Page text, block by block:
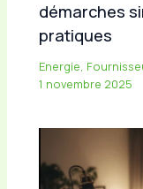
démarches
pratiques
Energie,
1 novembre 2025